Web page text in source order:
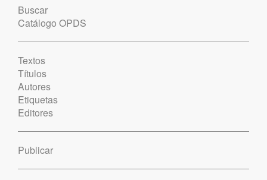
Buscar
Catálogo OPDS
Textos
Títulos
Autores
Etiquetas
Editores
Publicar